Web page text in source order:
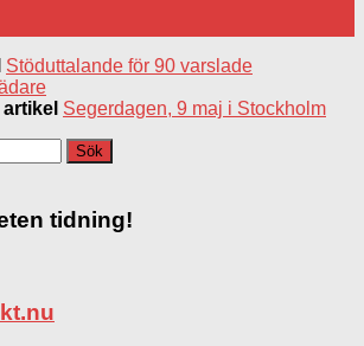
Stöduttalande för 90 varslade
Segerdagen, 9 maj i Stockholm
tidning!